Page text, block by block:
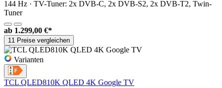
144 Hz · TV-Tuner: 2x DVB-C, 2x DVB-S2, 2x DVB-T2, Twin-
Tuner
ab 1.299,00 €*
11 Preise vergleichen
Varianten
TCL QLED810K QLED 4K Google TV